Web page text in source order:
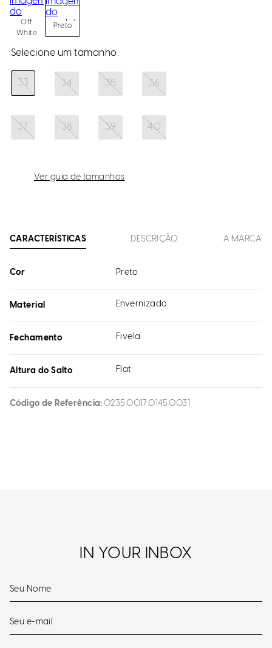
Off
White
Preto
33 34 35 36
37 38 39 40
Ver guia de tamanhos
CARACTERÍSTICAS DESCRIÇÃO A MARCA
Cor Preto
Material Envernizado
Fechamento Fivela
Altura do Salto Flat
Código de Referência 0235.0017.0145.0031
IN YOUR INBOX